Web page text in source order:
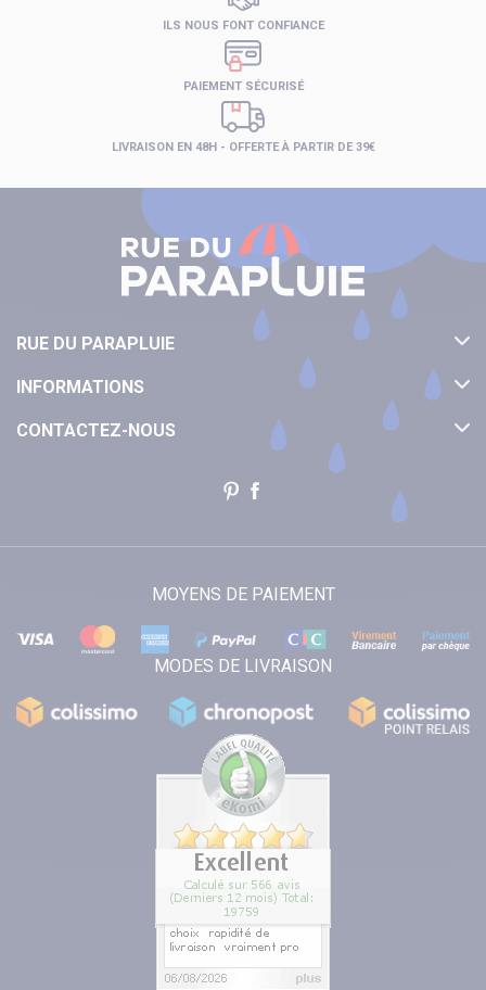
LIVRAISON EN 48H - OFFERTE À PARTIR DE 39€
PAIEMENT SÉCURISÉ
ILS NOUS FONT CONFIANCE
RUE DU PARAPLUIE
INFORMATIONS
CONTACTEZ-NOUS
MOYENS DE PAIEMENT
MODES DE LIVRAISON